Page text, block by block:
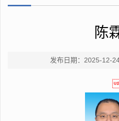
陈
发布日期：2025-12-